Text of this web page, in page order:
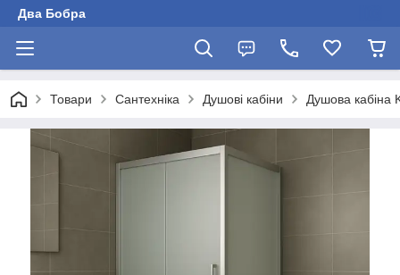
Два Бобра
Товари Сантехніка Душові кабіни Душова кабіна